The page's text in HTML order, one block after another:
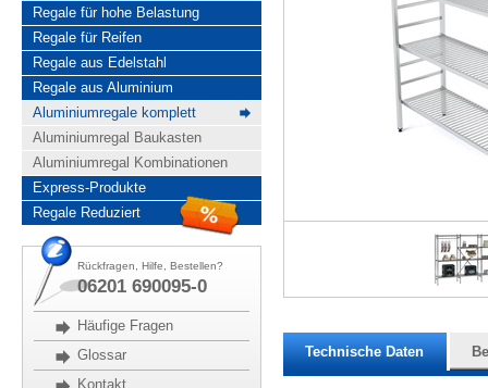
Regale für hohe Belastung
Regale für Reifen
Regale aus Edelstahl
Regale aus Aluminium
Aluminiumregale komplett
Aluminiumregal Baukasten
Aluminiumregal Kombinationen
Express-Produkte
Regale Reduziert
Rückfragen, Hilfe, Bestellen?
06201 690095-0
Häufige Fragen
Glossar
Kontakt
Technische Daten